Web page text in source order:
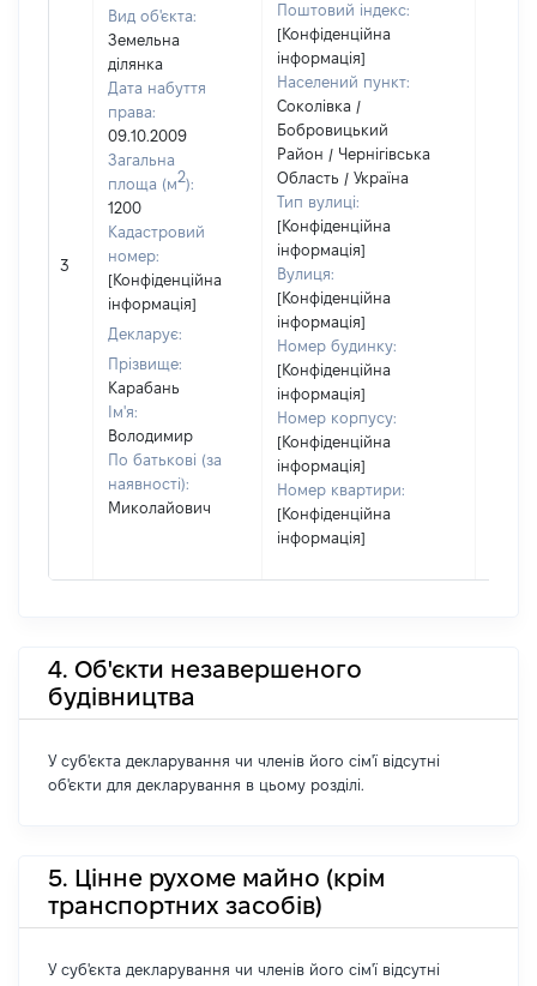
3
Вид об'єкта:
Земельна
ділянка
Дата набуття
права:
09.10.2009
Загальна
площа (м2):
1200
Кадастровий
номер:
[Конфіденційна
інформація]
Декларує:
Прізвище:
Карабань
Ім'я:
Володимир
По батькові (за
наявності):
Миколайович
Поштовий індекс:
[Конфіденційна
інформація]
Населений пункт:
Соколівка /
Бобровицький
Район / Чернігівська
Область / Україна
Тип вулиці:
[Конфіденційна
інформація]
Вулиця:
[Конфіденційна
інформація]
Номер будинку:
[Конфіденційна
інформація]
Номер корпусу:
[Конфіденційна
інформація]
Номер квартири:
[Конфіденційна
інформація]
4. Об'єкти незавершеного
будівництва
У суб'єкта декларування чи членів його сім'ї відсутні
об'єкти для декларування в цьому розділі.
5. Цінне рухоме майно (крім
транспортних засобів)
У суб'єкта декларування чи членів його сім'ї відсутні